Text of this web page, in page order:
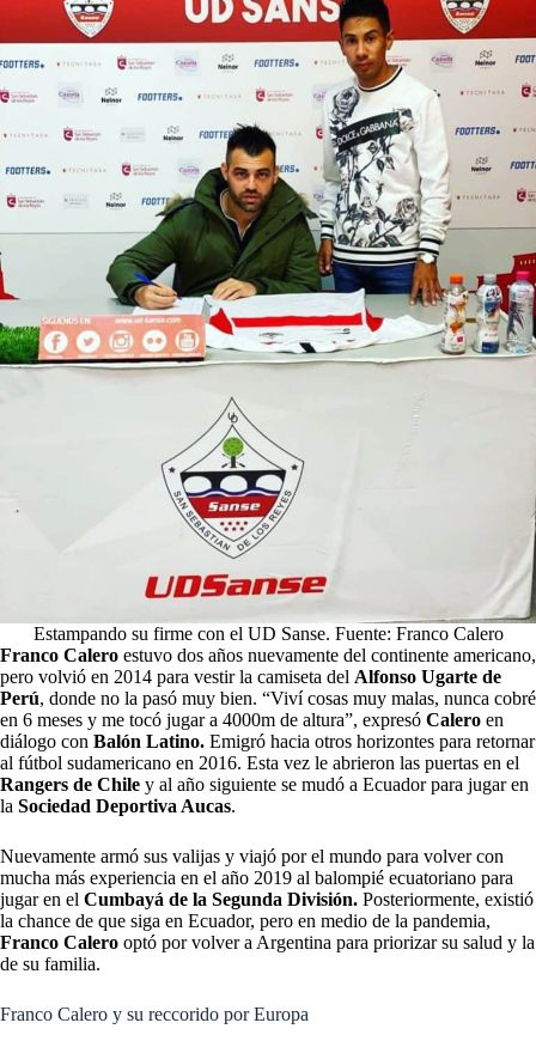
Estampando su firme con el UD Sanse. Fuente: Franco Calero
Franco Calero estuvo dos años nuevamente del continente americano,
pero volvió en 2014 para vestir la camiseta del Alfonso Ugarte de
Perú, donde no la pasó muy bien. “Viví cosas muy malas, nunca cobré
en 6 meses y me tocó jugar a 4000m de altura”, expresó Calero en
diálogo con Balón Latino. Emigró hacia otros horizontes para retornar
al fútbol sudamericano en 2016. Esta vez le abrieron las puertas en el
Rangers de Chile y al año siguiente se mudó a Ecuador para jugar en
la Sociedad Deportiva Aucas.
Nuevamente armó sus valijas y viajó por el mundo para volver con
mucha más experiencia en el año 2019 al balompié ecuatoriano para
jugar en el Cumbayá de la Segunda División. Posteriormente, existió
la chance de que siga en Ecuador, pero en medio de la pandemia,
Franco Calero optó por volver a Argentina para priorizar su salud y la
de su familia.
Franco Calero y su reccorido por Europa